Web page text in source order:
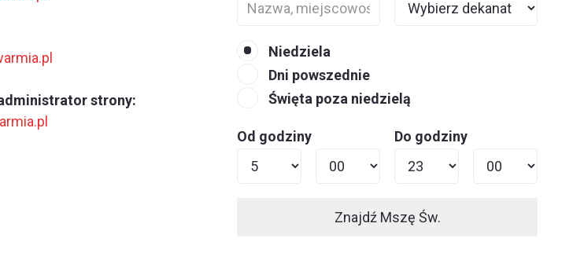
strony:
Niedziela
Dni powszednie
Święta poza niedzielą
Od godziny Do godziny
Znajdź Mszę Św.